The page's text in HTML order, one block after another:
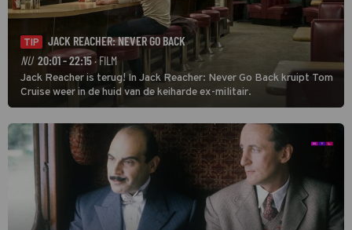
TIP
JACK REACHER: NEVER GO BACK
NU 20:01 - 22:15· FILM
Jack Reacher is terug! In Jack Reacher: Never Go Back kruipt Tom
Cruise weer in de huid van de keiharde ex-militair.